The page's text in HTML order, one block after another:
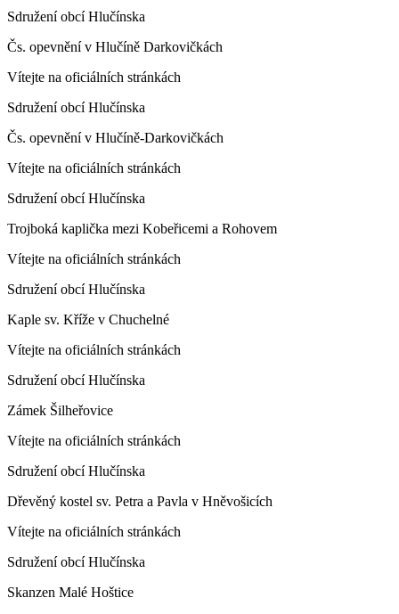
Sdružení obcí Hlučínska
Čs. opevnění v Hlučíně Darkovičkách
Vítejte na oficiálních stránkách
Sdružení obcí Hlučínska
Čs. opevnění v Hlučíně-Darkovičkách
Vítejte na oficiálních stránkách
Sdružení obcí Hlučínska
Trojboká kaplička mezi Kobeřicemi a Rohovem
Vítejte na oficiálních stránkách
Sdružení obcí Hlučínska
Kaple sv. Kříže v Chuchelné
Vítejte na oficiálních stránkách
Sdružení obcí Hlučínska
Zámek Šilheřovice
Vítejte na oficiálních stránkách
Sdružení obcí Hlučínska
Dřevěný kostel sv. Petra a Pavla v Hněvošicích
Vítejte na oficiálních stránkách
Sdružení obcí Hlučínska
Skanzen Malé Hoštice